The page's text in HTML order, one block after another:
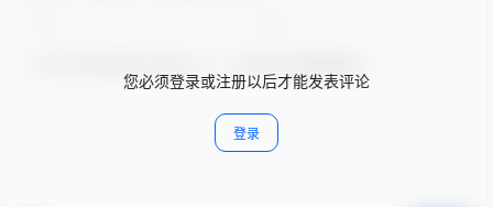
您必须登录或注册以后才能发表评论
登录